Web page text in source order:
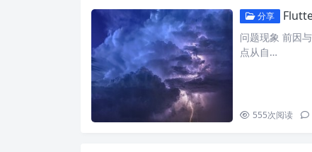
分享
问题现象 前因
点从自…
555次阅读